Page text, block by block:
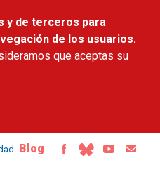
y de terceros para
de los usuarios.
que aceptas su
Blog